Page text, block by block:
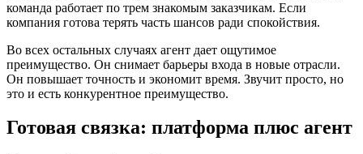
команда работает по трем знакомым заказчикам. Если
компания готова терять часть шансов ради спокойствия.
Во всех остальных случаях агент дает ощутимое
преимущество. Он снимает барьеры входа в новые отрасли.
Он повышает точность и экономит время. Звучит просто, но
это и есть конкурентное преимущество.
Готовая связка: платформа плюс агент